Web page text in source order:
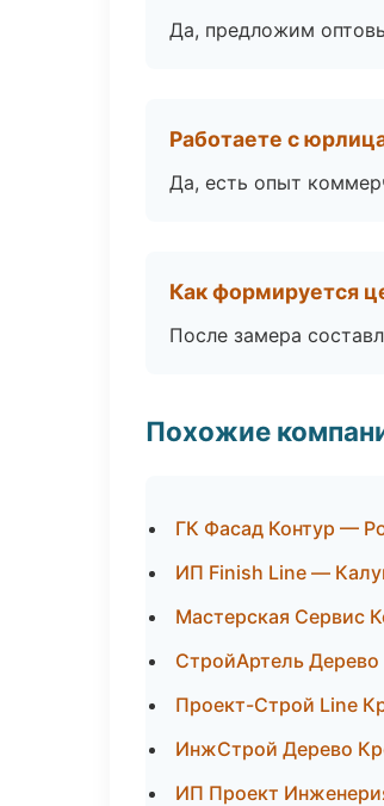
Да, предложим
Работаете с
Да, есть опыт
Как формируется
После замера
Похожие
ГК Фасад Контур —
ИП Finish Line —
Мастерская Сервис
СтройАртель
Проект-Строй Line
ИнжСтрой Дерево
ИП Проект